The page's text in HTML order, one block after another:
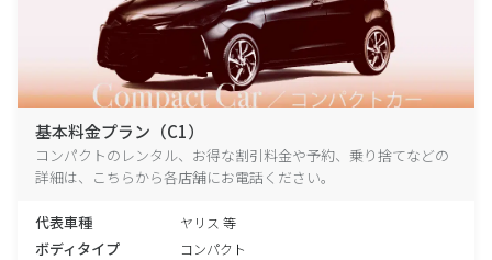
基本料金プラン（C1）
コンパクトのレンタル、お得な割引料金や予約、乗り捨てなどの
詳細は、こちらから各店舗にお電話ください。
代表車種 ヤリス 等
ボディタイプ コンパクト